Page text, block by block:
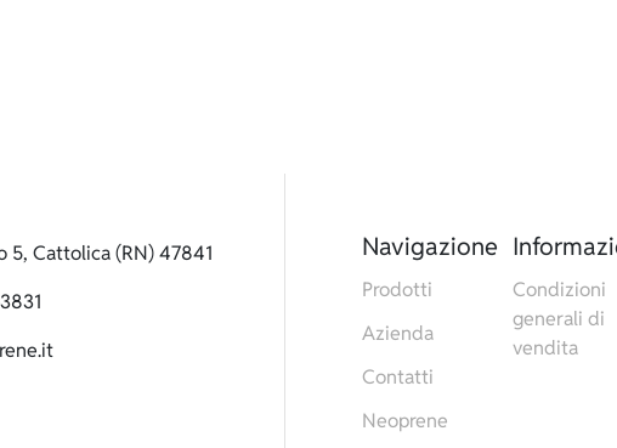
5, Cattolica (RN) 47841
Navigazione
Prodotti
Azienda
Contatti
Neoprene
Condizioni
generali di
vendita